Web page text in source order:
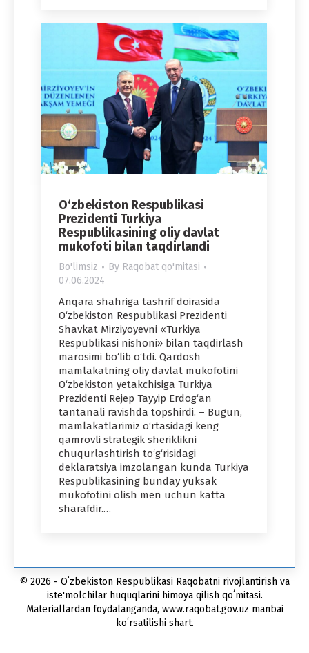
O‘zbekiston Respublikasi
Prezidenti Turkiya
Respublikasining oliy davlat
mukofoti bilan taqdirlandi
Bo'limsiz By Raqobat qo'mitasi
07.06.2024
Anqara shahriga tashrif doirasida
O‘zbekiston Respublikasi Prezidenti
Shavkat Mirziyoyevni «Turkiya
Respublikasi nishoni» bilan taqdirlash
marosimi bo‘lib o‘tdi. Qardosh
mamlakatning oliy davlat mukofotini
O‘zbekiston yetakchisiga Turkiya
Prezidenti Rejep Tayyip Erdog‘an
tantanali ravishda topshirdi. – Bugun,
mamlakatlarimiz o‘rtasidagi keng
qamrovli strategik sheriklikni
chuqurlashtirish to‘g‘risidagi
deklaratsiya imzolangan kunda Turkiya
Respublikasining bunday yuksak
mukofotini olish men uchun katta
sharafdir.…
© 2026 - Oʻzbekiston Respublikasi Raqobatni rivojlantirish va
iste'molchilar huquqlarini himoya qilish qoʻmitasi.
Materiallardan foydalanganda, www.raqobat.gov.uz manbai
koʻrsatilishi shart.